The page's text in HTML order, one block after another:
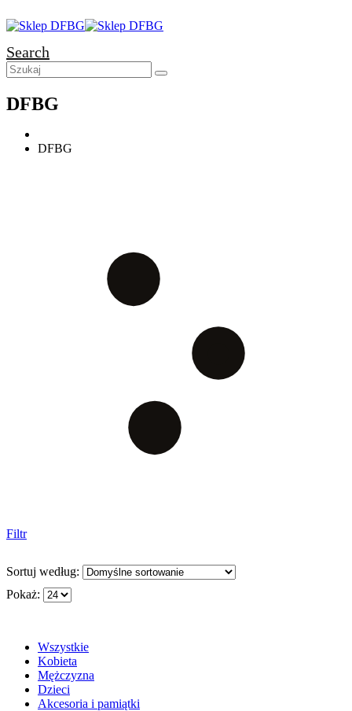
Search
DFBG
DFBG
Filtr
Sortuj według:
Pokaż:
Wszystkie
Kobieta
Mężczyzna
Dzieci
Akcesoria i pamiątki